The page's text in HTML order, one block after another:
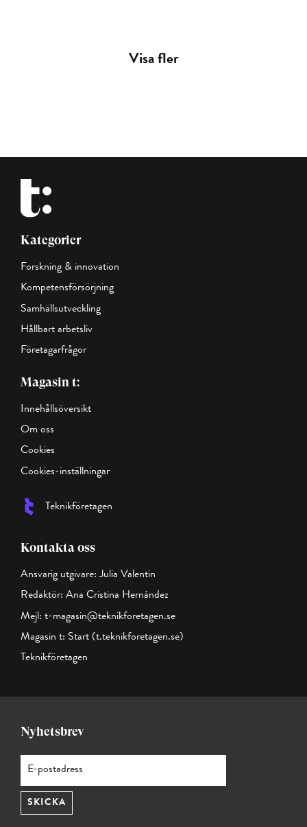
Visa fler
Kategorier
Forskning & innovation
Kompetensförsörjning
Samhällsutveckling
Hållbart arbetsliv
Företagarfrågor
Magasin t:
Innehållsöversikt
Om oss
Cookies
Cookies-inställningar
Teknikföretagen
Kontakta oss
Ansvarig utgivare: Julia Valentin
Redaktör: Ana Cristina Hernández
Mejl: t-magasin@teknikforetagen.se
Magasin t: Start (t.teknikforetagen.se)
Teknikföretagen
Nyhetsbrev